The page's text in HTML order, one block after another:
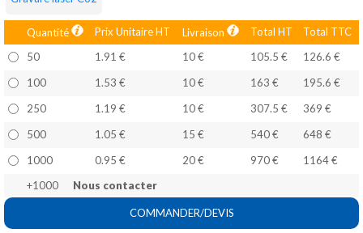
Quantité Prix Unitaire HT Livraison Total HT
Total TTC
50
1.91 € 10 € 105.5 €
126.6 €
100
1.53 € 10 € 163 €
195.6 €
250
1.19 € 10 € 307.5 €
369 €
500
1.05 € 15 € 540 €
648 €
1000
0.95 € 20 € 970 €
1164 €
+1000
Nous contacter
COMMANDER/DEVIS